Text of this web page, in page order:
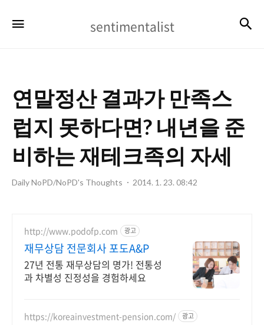
sentimentalist
연말정산 결과가 만족스
럽지 못하다면? 내년을 준
비하는 재테크족의 자세
Daily NoPD/NoPD's Thoughts 2014. 1. 23. 08:42
http://www.podofp.com 광고
재무상담 전문회사 포도A&P
27년 전통 재무상담의 명가! 전통성
과 차별성 진정성을 경험하세요
https://koreainvestment-pension.com/ 광고